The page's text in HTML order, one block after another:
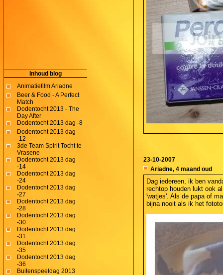
Inhoud blog
Animatiefilm Ariadne
Beer & Food - A Perfect
Match
Dodentocht 2013 - The
Day After
Dodentocht 2013 dag -8
Dodentocht 2013 dag
-12
3de Team Spirit Tocht te
Vrasene
Dodentocht 2013 dag
-14
Dodentocht 2013 dag
-24
Dodentocht 2013 dag
-27
Dodentocht 2013 dag
-28
Dodentocht 2013 dag
-30
Dodentocht 2013 dag
-31
Dodentocht 2013 dag
-35
Dodentocht 2013 dag
-36
Buitenspeeldag 2013
23-10-2007
Ariadne, 4 maand oud
Dag iedereen, ik ben
rechtop houden lukt ook
'watjes'. Als de papa of
bijna nooit als ik het